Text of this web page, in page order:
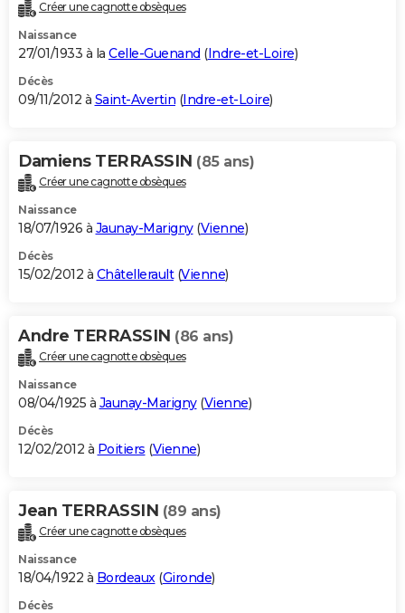
Créer une cagnotte obsèques
Naissance
27/01/1933 à la Celle-Guenand (Indre-et-Loire)
Décès
09/11/2012 à Saint-Avertin (Indre-et-Loire)
Damiens TERRASSIN (85 ans)
Créer une cagnotte obsèques
Naissance
18/07/1926 à Jaunay-Marigny(Vienne)
Décès
15/02/2012 à Châtellerault(Vienne)
Andre TERRASSIN (86 ans)
Créer une cagnotte obsèques
Naissance
08/04/1925 à Jaunay-Marigny(Vienne)
Décès
12/02/2012 à Poitiers (Vienne)
Jean TERRASSIN (89 ans)
Créer une cagnotte obsèques
Naissance
18/04/1922 à Bordeaux(Gironde)
Décès